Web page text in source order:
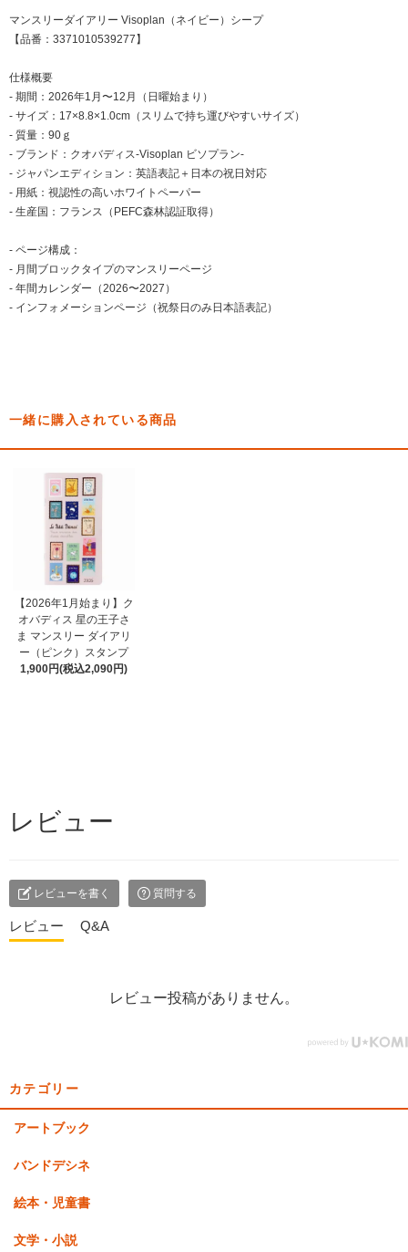
マンスリーダイアリー Visoplan（ネイビー）シープ
【品番：3371010539277】
仕様概要
- 期間：2026年1月〜12月（日曜始まり）
- サイズ：17×8.8×1.0cm（スリムで持ち運びやすいサイズ）
- 質量：90ｇ
- ブランド：クオバディス-Visoplan ビソプラン-
- ジャパンエディション：英語表記＋日本の祝日対応
- 用紙：視認性の高いホワイトペーパー
- 生産国：フランス（PEFC森林認証取得）
- ページ構成：
- 月間ブロックタイプのマンスリーページ
- 年間カレンダー（2026〜2027）
- インフォメーションページ（祝祭日のみ日本語表記）
一緒に購入されている商品
【2026年1月始まり】ク
オバディス 星の王子さ
ま マンスリー ダイアリ
ー（ピンク）スタンプ
1,900円(税込2,090円)
レビュー
レビューを書く 質問する
レビュー Q&A
レビュー投稿がありません。
カテゴリー
アートブック
バンドデシネ
絵本・児童書
文学・小説